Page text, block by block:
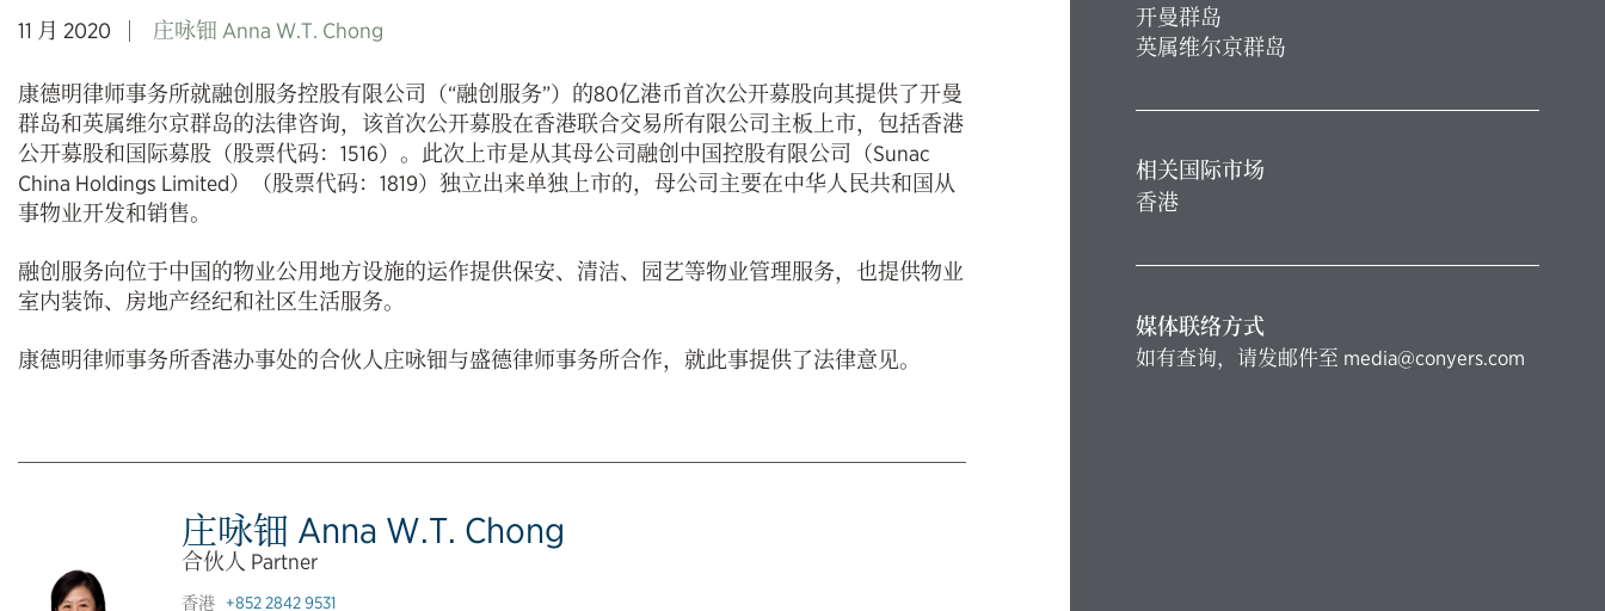
11 月 2020 庄咏钿 Anna W.T. Chong
康德明律师事务所就融创服务控股有限公司（“融创服务”）的80亿港币首次公开募股向其提供了开曼
群岛和英属维尔京群岛的法律咨询，该首次公开募股在香港联合交易所有限公司主板上市，包括香港
公开募股和国际募股（股票代码：1516）。此次上市是从其母公司融创中国控股有限公司（Sunac
China Holdings Limited）（股票代码：1819）独立出来单独上市的，母公司主要在中华人民共和国从
事物业开发和销售。
融创服务向位于中国的物业公用地方设施的运作提供保安、清洁、园艺等物业管理服务，也提供物业
室内装饰、房地产经纪和社区生活服务。
康德明律师事务所香港办事处的合伙人庄咏钿与盛德律师事务所合作，就此事提供了法律意见。
庄咏钿 Anna W.T. Chong
合伙人 Partner
香港+852 2842 9531
开曼群岛
英属维尔京群岛
相关国际市场
香港
媒体联络方式
如有查询，请发邮件至 media@conyers.com